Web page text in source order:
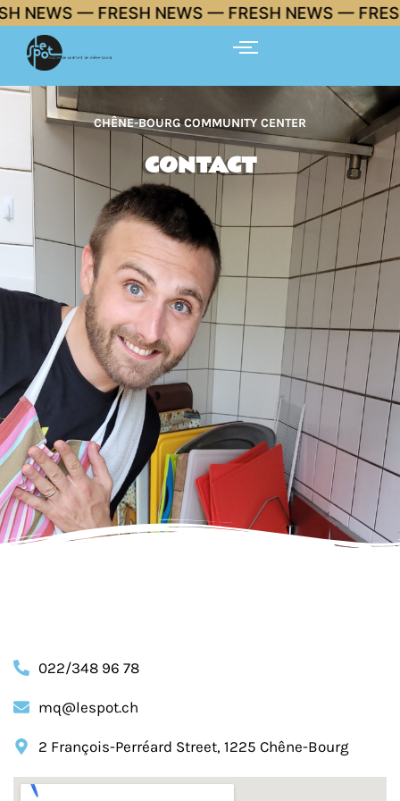
Skip
to
content
NEWS — FRESH NEWS — FRESH NEWS — FRESH
CHÊNE-BOURG COMMUNITY CENTER
CONTACT
022/348 96 78
mq@lespot.ch
2 François-Perréard Street, 1225 Chêne-Bourg